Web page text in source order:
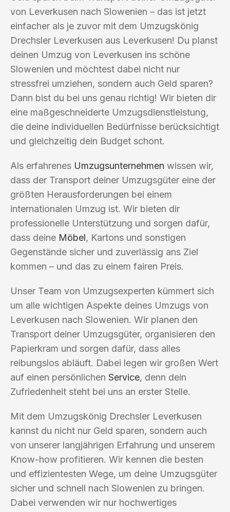
von Leverkusen nach Slowenien – das ist jetzt
einfacher als je zuvor mit dem Umzugskönig
Drechsler Leverkusen aus Leverkusen! Du planst
deinen Umzug von Leverkusen ins schöne
Slowenien und möchtest dabei nicht nur
stressfrei umziehen, sondern auch Geld sparen?
Dann bist du bei uns genau richtig! Wir bieten dir
eine maßgeschneiderte Umzugsdienstleistung,
die deine individuellen Bedürfnisse berücksichtigt
und gleichzeitig dein Budget schont.
Als erfahrenes Umzugsunternehmen wissen wir,
dass der Transport deiner Umzugsgüter eine der
größten Herausforderungen bei einem
internationalen Umzug ist. Wir bieten dir
professionelle Unterstützung und sorgen dafür,
dass deine Möbel, Kartons und sonstigen
Gegenstände sicher und zuverlässig ans Ziel
kommen – und das zu einem fairen Preis.
Unser Team von Umzugsexperten kümmert sich
um alle wichtigen Aspekte deines Umzugs von
Leverkusen nach Slowenien. Wir planen den
Transport deiner Umzugsgüter, organisieren den
Papierkram und sorgen dafür, dass alles
reibungslos abläuft. Dabei legen wir großen Wert
auf einen persönlichen Service, denn dein
Zufriedenheit steht bei uns an erster Stelle.
Mit dem Umzugskönig Drechsler Leverkusen
kannst du nicht nur Geld sparen, sondern auch
von unserer langjährigen Erfahrung und unserem
Know-how profitieren. Wir kennen die besten
und effizientesten Wege, um deine Umzugsgüter
sicher und schnell nach Slowenien zu bringen.
Dabei verwenden wir nur hochwertiges